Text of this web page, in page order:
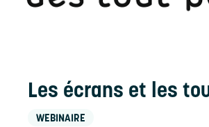
au Centre-du-Québec
Accueil
Les écrans et les
WEBINAIRE